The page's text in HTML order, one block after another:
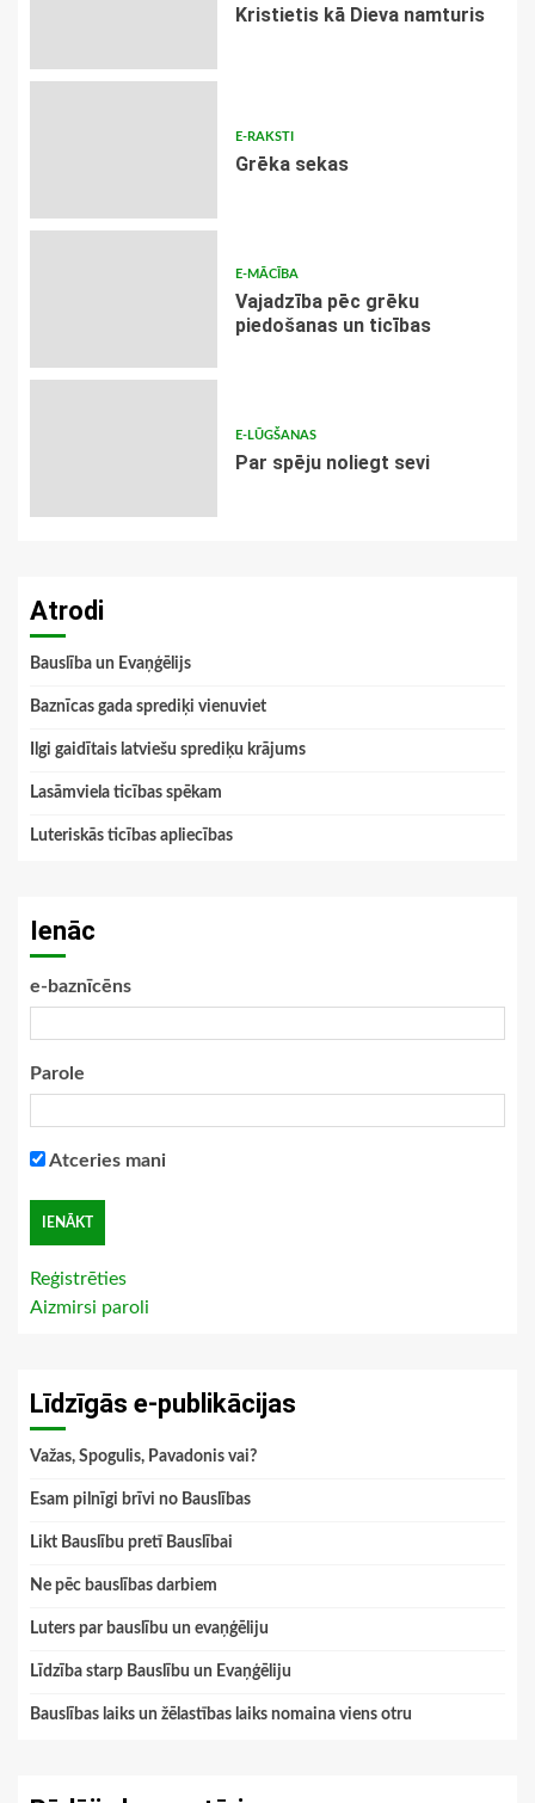
Kristietis kā Dieva namturis
E-RAKSTI
Grēka sekas
E-MĀCĪBA
Vajadzība pēc grēku
piedošanas un ticības
E-LŪGŠANAS
Par spēju noliegt sevi
Atrodi
Bauslība un Evaņģēlijs
Baznīcas gada sprediķi vienuviet
Ilgi gaidītais latviešu sprediķu krājums
Lasāmviela ticības spēkam
Luteriskās ticības apliecības
Ienāc
e-baznīcēns
Parole
Atceries mani
Reģistrēties
Aizmirsi paroli
Līdzīgās e-publikācijas
Važas, Spogulis, Pavadonis vai?
Esam pilnīgi brīvi no Bauslības
Likt Bauslību pretī Bauslībai
Ne pēc bauslības darbiem
Luters par bauslību un evaņģēliju
Līdzība starp Bauslību un Evaņģēliju
Bauslības laiks un žēlastības laiks nomaina viens otru